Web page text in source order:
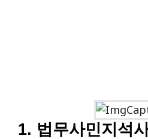
1. 법무사민지석